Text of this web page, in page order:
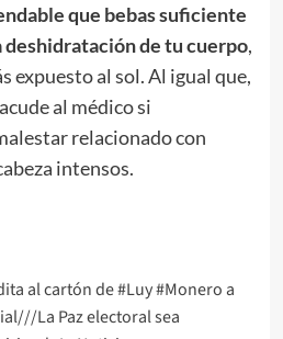
que bebas suficiente
deshidratación de tu cuerpo,
expuesto al sol. Al igual que,
al médico si
relacionado con
intensos.
al cartón de #Luy #Monero a
La Paz electoral sea